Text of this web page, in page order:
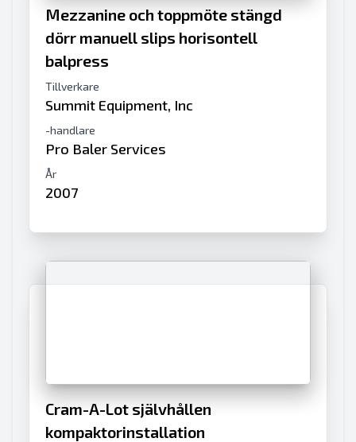
Mezzanine och toppmöte stängd
dörr manuell slips horisontell
balpress
Tillverkare
Summit Equipment, Inc
-handlare
Pro Baler Services
År
2007
Cram-A-Lot självhållen
kompaktorinstallation